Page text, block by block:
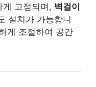
게 고정되며, 벽걸이
설치가 가능합니
게 조절하여 공간